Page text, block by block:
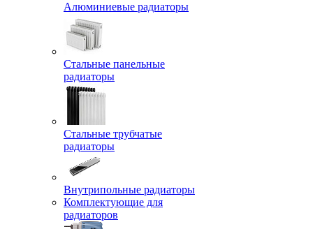
Алюминиевые радиаторы
Стальные панельные
радиаторы
Стальные трубчатые
радиаторы
Внутрипольные радиаторы
Комплектующие для
радиаторов